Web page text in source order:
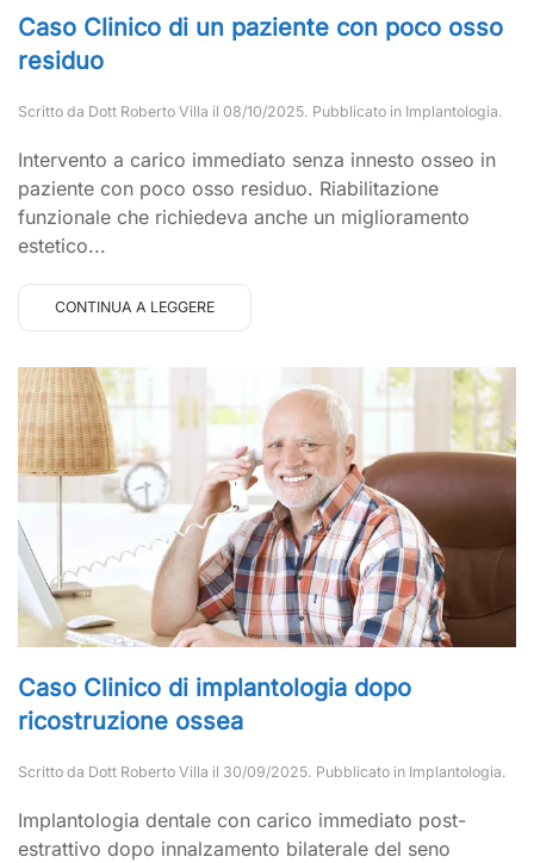
Caso Clinico di un paziente con poco osso
residuo
Scritto da Dott Roberto Villa il 08/10/2025. Pubblicato in Implantologia.
Intervento a carico immediato senza innesto osseo in
paziente con poco osso residuo. Riabilitazione
funzionale che richiedeva anche un miglioramento
estetico...
CONTINUA A LEGGERE
Caso Clinico di implantologia dopo
ricostruzione ossea
Scritto da Dott Roberto Villa il 30/09/2025. Pubblicato in Implantologia.
Implantologia dentale con carico immediato post-
estrattivo dopo innalzamento bilaterale del seno